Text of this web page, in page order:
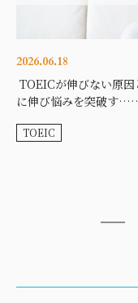
2026.06.18
TOEICが伸びない原
に伸び悩みを突破す
TOEIC